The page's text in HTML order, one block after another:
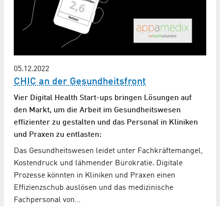
05.12.2022
CHIC an der Gesundheitsfront
Vier Digital Health Start-ups bringen Lösungen auf
den Markt, um die Arbeit im Gesundheitswesen
effizienter zu gestalten und das Personal in Kliniken
und Praxen zu entlasten:
Das Gesundheitswesen leidet unter Fachkräftemangel,
Kostendruck und lähmender Bürokratie. Digitale
Prozesse könnten in Kliniken und Praxen einen
Effizienzschub auslösen und das medizinische
Fachpersonal von…